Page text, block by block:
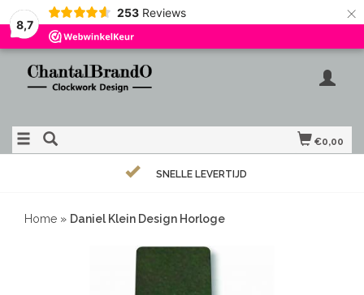
8,7
253 Reviews ×
€0,00
SNELLE LEVERTIJD
Home » Daniel Klein Design Horloge